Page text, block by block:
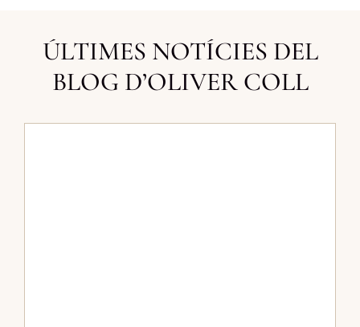
ÚLTIMES NOTÍCIES DEL
BLOG D’OLIVER COLL